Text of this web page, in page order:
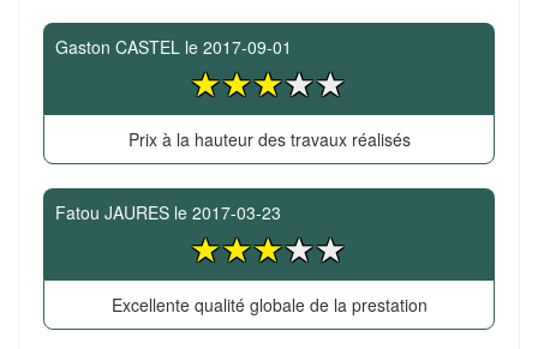
Gaston CASTEL le 2017-09-01
Prix à la hauteur des travaux réalisés
Fatou JAURES le 2017-03-23
Excellente qualité globale de la prestation